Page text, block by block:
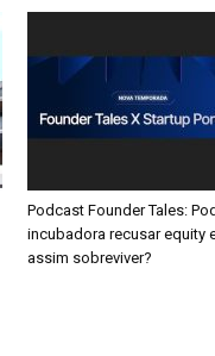
Podcast Founder Tales:
incubadora recusar equity
assim sobreviver?